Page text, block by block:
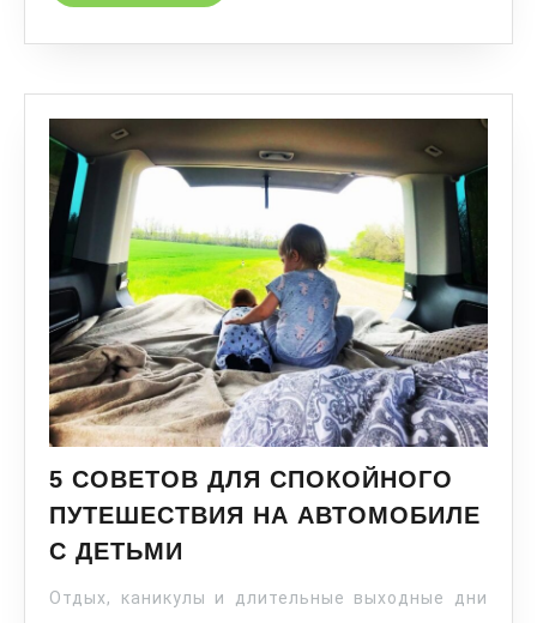
5 СОВЕТОВ ДЛЯ СПОКОЙНОГО
ПУТЕШЕСТВИЯ НА АВТОМОБИЛЕ
С ДЕТЬМИ
Отдых, каникулы и длительные выходные дни